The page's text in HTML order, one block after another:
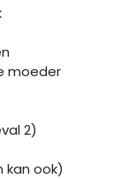
moeder
2)
kan ook)